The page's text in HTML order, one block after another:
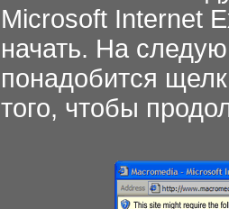
Microsoft Internet
начать. На
понадобится
того, чтобы